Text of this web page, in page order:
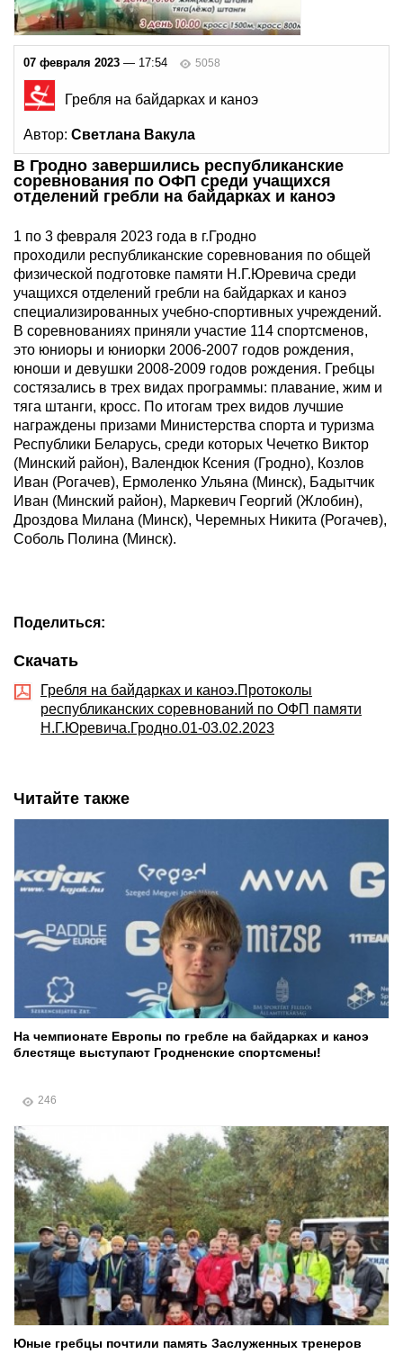
07 февраля 2023 — 17:54 5058
Гребля на байдарках и каноэ
Автор: Светлана Вакула
В Гродно завершились республиканские
соревнования по ОФП среди учащихся
отделений гребли на байдарках и каноэ
1 по 3 февраля 2023 года в г.Гродно
проходили республиканские соревнования по общей
физической подготовке памяти Н.Г.Юревича среди
учащихся отделений гребли на байдарках и каноэ
специализированных учебно-спортивных учреждений.
В соревнованиях приняли участие 114 спортсменов,
это юниоры и юниорки 2006-2007 годов рождения,
юноши и девушки 2008-2009 годов рождения. Гребцы
состязались в трех видах программы: плавание, жим и
тяга штанги, кросс. По итогам трех видов лучшие
награждены призами Министерства спорта и туризма
Республики Беларусь, среди которых Чечетко Виктор
(Минский район), Валендюк Ксения (Гродно), Козлов
Иван (Рогачев), Ермоленко Ульяна (Минск), Бадытчик
Иван (Минский район), Маркевич Георгий (Жлобин),
Дроздова Милана (Минск), Черемных Никита (Рогачев),
Соболь Полина (Минск).
Поделиться:
Скачать
Гребля на байдарках и каноэ.Протоколы
республиканских соревнований по ОФП памяти
Н.Г.Юревича.Гродно.01-03.02.2023
Читайте также
На чемпионате Европы по гребле на байдарках и каноэ
блестяще выступают Гродненские спортсмены!
246
Юные гребцы почтили память Заслуженных тренеров